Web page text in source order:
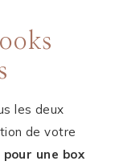
les deux
de votre
pour une box